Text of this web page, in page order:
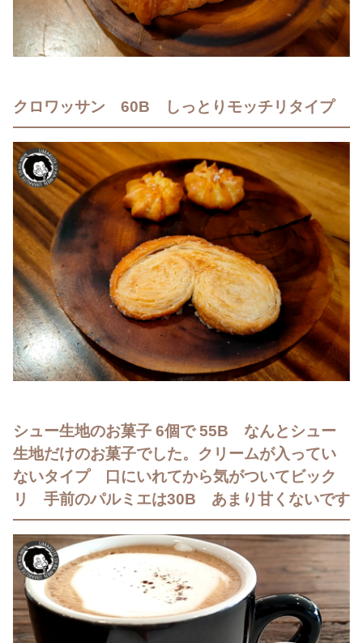
クロワッサン 60B しっとりモッチリタイプ
シュー生地のお菓子 6個で 55B なんとシュー
生地だけのお菓子でした。クリームが入ってい
ないタイプ 口にいれてから気がついてビック
リ 手前のパルミエは30B あまり甘くないです